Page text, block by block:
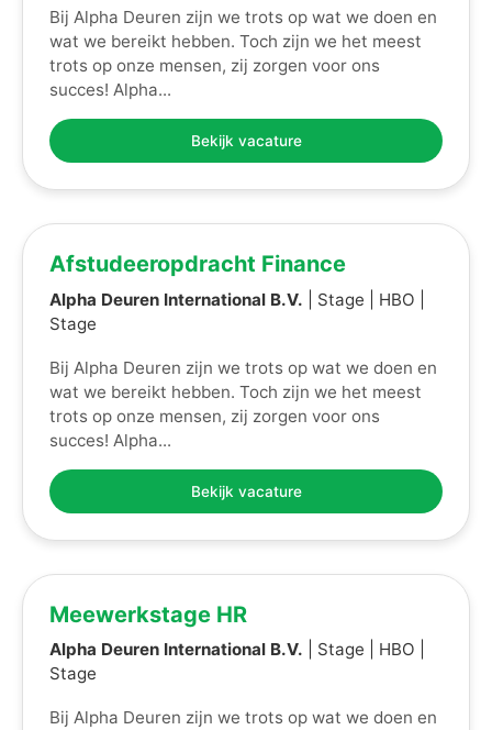
Bij Alpha Deuren zijn we trots op wat we doen en
wat we bereikt hebben. Toch zijn we het meest
trots op onze mensen, zij zorgen voor ons
succes! Alpha...
Bekijk vacature
Afstudeeropdracht Finance
Alpha Deuren International B.V. | Stage | HBO |
Stage
Bij Alpha Deuren zijn we trots op wat we doen en
wat we bereikt hebben. Toch zijn we het meest
trots op onze mensen, zij zorgen voor ons
succes! Alpha...
Bekijk vacature
Meewerkstage HR
Alpha Deuren International B.V. | Stage | HBO |
Stage
Bij Alpha Deuren zijn we trots op wat we doen en